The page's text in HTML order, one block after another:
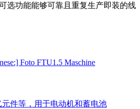
选功能能够可靠且重复生产即装的线
件等，用于电动机和蓄电池